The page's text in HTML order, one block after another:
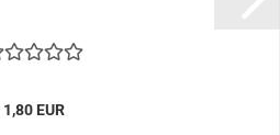
1,80 EUR